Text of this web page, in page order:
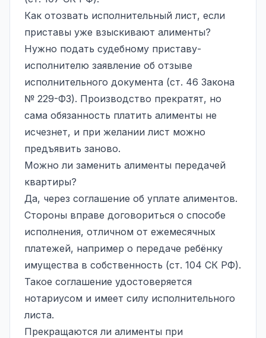
Как отозвать исполнительный лист, если
приставы уже взыскивают алименты?
Нужно подать судебному приставу-
исполнителю заявление об отзыве
исполнительного документа (ст. 46 Закона
№ 229-ФЗ). Производство прекратят, но
сама обязанность платить алименты не
исчезнет, и при желании лист можно
предъявить заново.
Можно ли заменить алименты передачей
квартиры?
Да, через соглашение об уплате алиментов.
Стороны вправе договориться о способе
исполнения, отличном от ежемесячных
платежей, например о передаче ребёнку
имущества в собственность (ст. 104 СК РФ).
Такое соглашение удостоверяется
нотариусом и имеет силу исполнительного
листа.
Прекращаются ли алименты при